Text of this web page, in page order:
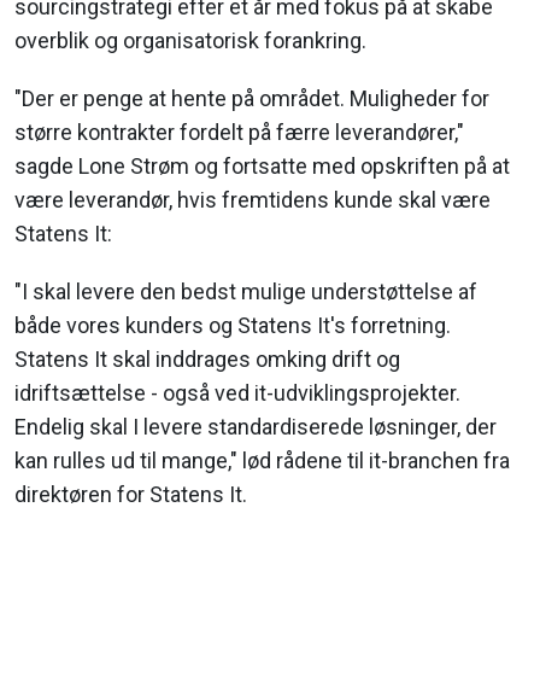
sourcingstrategi efter et år med fokus på at skabe
overblik og organisatorisk forankring.
"Der er penge at hente på området. Muligheder for
større kontrakter fordelt på færre leverandører,"
sagde Lone Strøm og fortsatte med opskriften på at
være leverandør, hvis fremtidens kunde skal være
Statens It:
"I skal levere den bedst mulige understøttelse af
både vores kunders og Statens It's forretning.
Statens It skal inddrages omking drift og
idriftsættelse - også ved it-udviklingsprojekter.
Endelig skal I levere standardiserede løsninger, der
kan rulles ud til mange," lød rådene til it-branchen fra
direktøren for Statens It.